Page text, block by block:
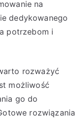
na
dedykowanego
potrzebom i
rozważyć
możliwość
go do
rozwiązania